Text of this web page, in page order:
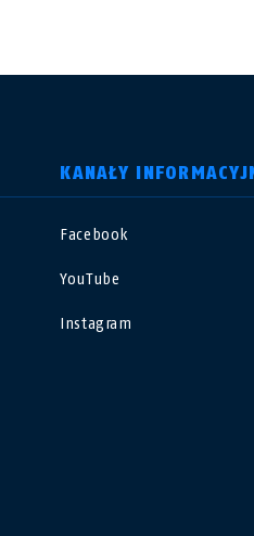
KANAŁY
Facebook
YouTube
Instagram